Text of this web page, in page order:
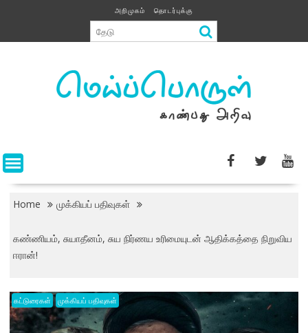
content
அறிமுகம் தொடர்புக்கு
Home முக்கியப் பதிவுகள்
கண்ணியம், சுயாதீனம், சுய நிர்ணய உரிமையுடன் ஆதிக்கத்தை நிறுவிய
ஈரான்!
கட்டுரைகள் முக்கியப் பதிவுகள்